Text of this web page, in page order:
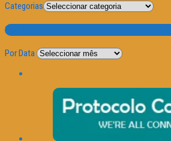
Categorias
Por Data
Por Data